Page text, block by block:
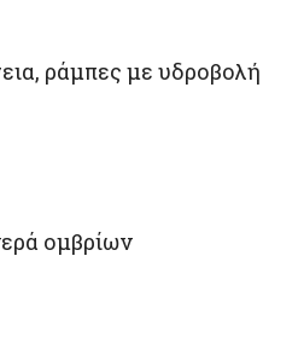
ράμπες με υδροβολή
ομβρίων